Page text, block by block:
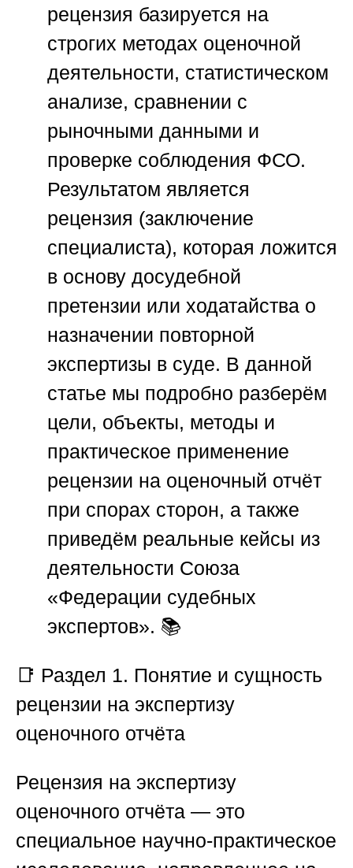
рецензия базируется на
строгих методах оценочной
деятельности, статистическом
анализе, сравнении с
рыночными данными и
проверке соблюдения ФСО.
Результатом является
рецензия (заключение
специалиста), которая ложится
в основу досудебной
претензии или ходатайства о
назначении повторной
экспертизы в суде. В данной
статье мы подробно разберём
цели, объекты, методы и
практическое применение
рецензии на оценочный отчёт
при спорах сторон, а также
приведём реальные кейсы из
деятельности Союза
«Федерации судебных
экспертов». 📚
📑 Раздел 1. Понятие и сущность
рецензии на экспертизу
оценочного отчёта
Рецензия на экспертизу
оценочного отчёта — это
специальное научно-практическое